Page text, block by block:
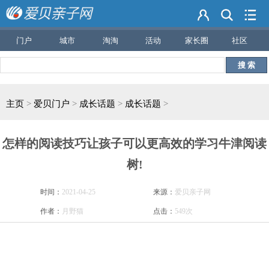
门户 城市 淘淘 活动 家长圈 社区
搜 索
主页 > 爱贝门户 > 成长话题 > 成长话题 >
怎样的阅读技巧让孩子可以更高效的学习牛津阅读
树!
时间： 2021-04-25 来源： 爱贝亲子网
作者： 月野猫 点击： 549次